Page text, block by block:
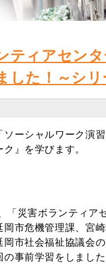
ティアセンタ
した！～シ
ソーシャルワーク演
』を学びます。
「災害ボランティア
岡市危機管理課、宮
岡市社会福祉協議会
事前学習をしました